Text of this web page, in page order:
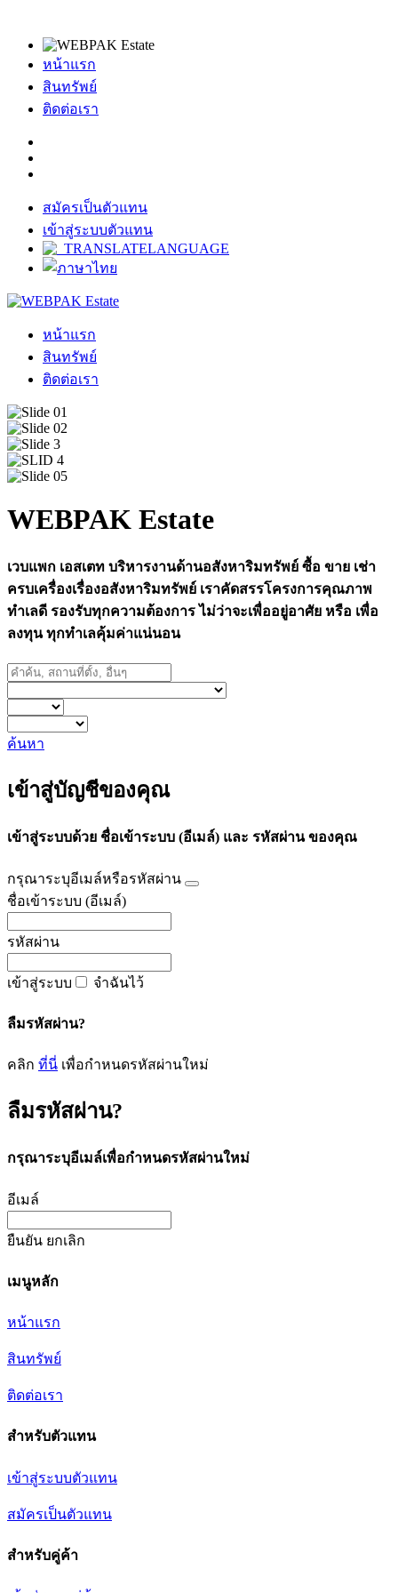
หน้าแรก
สินทรัพย์
ติดต่อเรา
สมัครเป็นตัวแทน
เข้าสู่ระบบตัวแทน
หน้าแรก
สินทรัพย์
ติดต่อเรา
WEBPAK Estate
เวบแพก เอสเตท บริหารงานด้านอสังหาริมทรัพย์ ซื้อ ขาย เช่า
ครบเครื่องเรื่องอสังหาริมทรัพย์ เราคัดสรรโครงการคุณภาพ
ทำเลดี รองรับทุกความต้องการ ไม่ว่าจะเพื่ออยู่อาศัย หรือ เพื่อ
ลงทุน ทุกทำเลคุ้มค่าแน่นอน
ค้นหา
เข้าสู่บัญชีของคุณ
เข้าสู่ระบบด้วย ชื่อเข้าระบบ (อีเมล์) และ รหัสผ่าน ของคุณ
กรุณาระบุอีเมล์หรือรหัสผ่าน
ชื่อเข้าระบบ (อีเมล์)
รหัสผ่าน
เข้าสู่ระบบ จำฉันไว้
ลืมรหัสผ่าน?
คลิก ที่นี่ เพื่อกำหนดรหัสผ่านใหม่
ลืมรหัสผ่าน?
กรุณาระบุอีเมล์เพื่อกำหนดรหัสผ่านใหม่
อีเมล์
ยืนยัน ยกเลิก
เมนูหลัก
หน้าแรก
สินทรัพย์
ติดต่อเรา
สำหรับตัวแทน
เข้าสู่ระบบตัวแทน
สมัครเป็นตัวแทน
สำหรับคู่ค้า